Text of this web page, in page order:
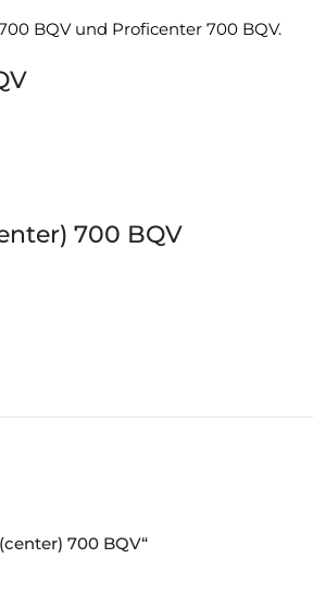
BQV und Proficenter 700 BQV.
700 BQV
700 BQV“